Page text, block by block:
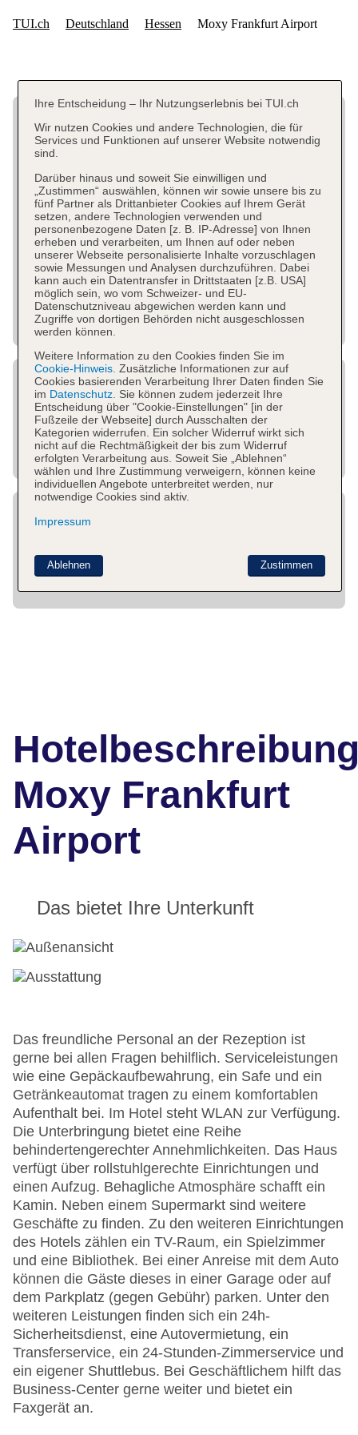
Moxy Frankfurt
Airport
Das bietet Ihre Unterkunft
Das freundliche Personal an der Rezeption ist
gerne bei allen Fragen behilflich. Serviceleistungen
wie eine Gepäckaufbewahrung, ein Safe und ein
Getränkeautomat tragen zu einem komfortablen
Aufenthalt bei. Im Hotel steht WLAN zur Verfügung.
Die Unterbringung bietet eine Reihe
behindertengerechter Annehmlichkeiten. Das Haus
verfügt über rollstuhlgerechte Einrichtungen und
einen Aufzug. Behagliche Atmosphäre schafft ein
Kamin. Neben einem Supermarkt sind weitere
Geschäfte zu finden. Zu den weiteren Einrichtungen
des Hotels zählen ein TV-Raum, ein Spielzimmer
und eine Bibliothek. Bei einer Anreise mit dem Auto
können die Gäste dieses in einer Garage oder auf
dem Parkplatz (gegen Gebühr) parken. Unter den
weiteren Leistungen finden sich ein 24h-
Sicherheitsdienst, eine Autovermietung, ein
Transferservice, ein 24-Stunden-Zimmerservice und
ein eigener Shuttlebus. Bei Geschäftlichem hilft das
Business-Center gerne weiter und bietet ein
Faxgerät an.
Ihre Entscheidung – Ihr Nutzungserlebnis bei TUI.ch
Wir nutzen Cookies und andere Technologien, die für
Services und Funktionen auf unserer Website notwendig
sind.
Darüber hinaus und soweit Sie einwilligen und
„Zustimmen“ auswählen, können wir sowie unsere bis zu
fünf Partner als Drittanbieter Cookies auf Ihrem Gerät
setzen, andere Technologien verwenden und
personenbezogene Daten [z. B. IP-Adresse] von Ihnen
erheben und verarbeiten, um Ihnen auf oder neben
unserer Webseite personalisierte Inhalte vorzuschlagen
sowie Messungen und Analysen durchzuführen. Dabei
kann auch ein Datentransfer in Drittstaaten [z.B. USA]
möglich sein, wo vom Schweizer- und EU-
Datenschutzniveau abgewichen werden kann und
Zugriffe von dortigen Behörden nicht ausgeschlossen
werden können.
Weitere Information zu den Cookies finden Sie im
Cookie-Hinweis. Zusätzliche Informationen zur auf
Cookies basierenden Verarbeitung Ihrer Daten finden Sie
im Datenschutz. Sie können zudem jederzeit Ihre
Entscheidung über "Cookie-Einstellungen" [in der
Fußzeile der Webseite] durch Ausschalten der
Kategorien widerrufen. Ein solcher Widerruf wirkt sich
nicht auf die Rechtmäßigkeit der bis zum Widerruf
erfolgten Verarbeitung aus. Soweit Sie „Ablehnen“
wählen und Ihre Zustimmung verweigern, können keine
individuellen Angebote unterbreitet werden, nur
notwendige Cookies sind aktiv.
Impressum
Zustimmen
Ablehnen